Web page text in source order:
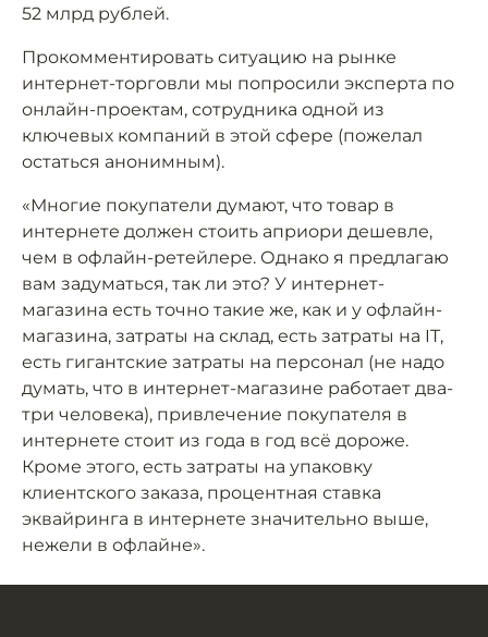
52 млрд рублей.
Прокомментировать ситуацию на рынке
интернет-торговли мы попросили эксперта по
онлайн-проектам, сотрудника одной из
ключевых компаний в этой сфере (пожелал
остаться анонимным).
«Многие покупатели думают, что товар в
интернете должен стоить априори дешевле,
чем в офлайн-ретейлере. Однако я предлагаю
вам задуматься, так ли это? У интернет-
магазина есть точно такие же, как и у офлайн-
магазина, затраты на склад, есть затраты на IT,
есть гигантские затраты на персонал (не надо
думать, что в интернет-магазине работает два-
три человека), привлечение покупателя в
интернете стоит из года в год всё дороже.
Кроме этого, есть затраты на упаковку
клиентского заказа, процентная ставка
эквайринга в интернете значительно выше,
нежели в офлайне».